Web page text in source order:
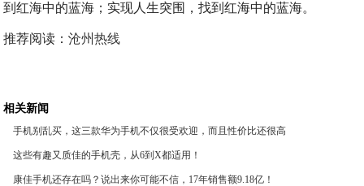
到红海中的蓝海；实现人生突围，找到红海中的蓝海。
推荐阅读：沧州热线
相关新闻
手机别乱买，这三款华为手机不仅很受欢迎，而且性价比还很高
这些有趣又质佳的手机壳，从6到X都适用！
康佳手机还存在吗？说出来你可能不信，17年销售额9.18亿！